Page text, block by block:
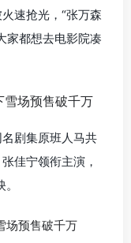
速抢光，“张万森
家都想去电影院凑
剧集原班人马共
佳宁领衔主演，